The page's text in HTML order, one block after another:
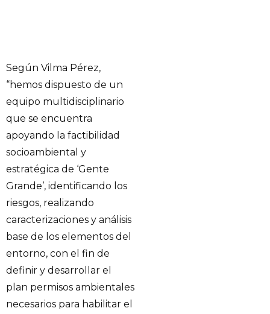
Según Vilma Pérez,
“hemos dispuesto de un
equipo multidisciplinario
que se encuentra
apoyando la factibilidad
socioambiental y
estratégica de ‘Gente
Grande’, identificando los
riesgos, realizando
caracterizaciones y análisis
base de los elementos del
entorno, con el fin de
definir y desarrollar el
plan permisos ambientales
necesarios para habilitar el